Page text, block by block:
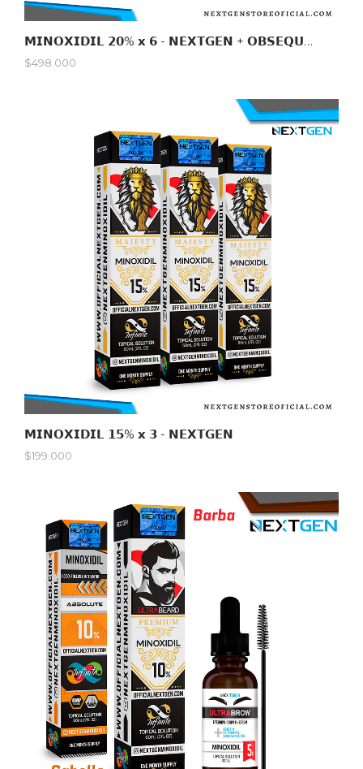
𝗠𝗜𝗡𝗢𝗫𝗜𝗗𝗜𝗟 𝟮𝟬% 𝘅 𝟲 - 𝗡𝗘𝗫𝗧𝗚𝗘𝗡 + 𝗢𝗕𝗦𝗘𝗤𝗨𝗜𝗢
$498.000
𝗠𝗜𝗡𝗢𝗫𝗜𝗗𝗜𝗟 𝟭𝟱% 𝘅 𝟯 - 𝗡𝗘𝗫𝗧𝗚𝗘𝗡
$199.000